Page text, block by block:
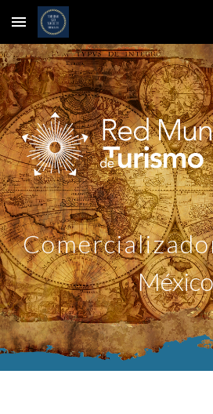
Skip to main content
México